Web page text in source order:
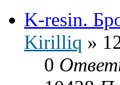
K-resin.
Kirilliq »
0